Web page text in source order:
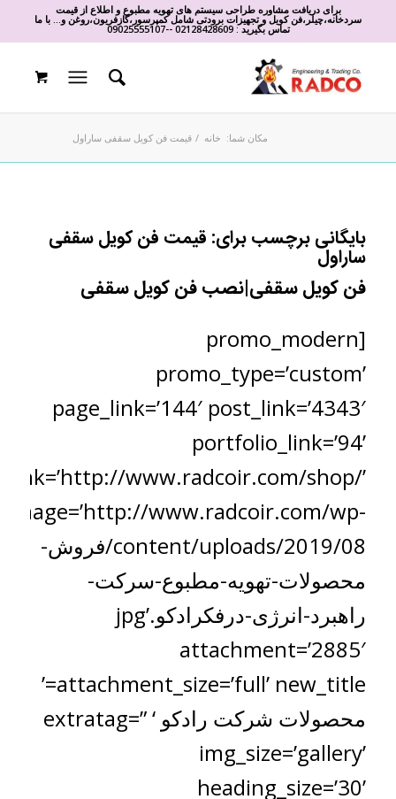
برای دریافت مشاوره طراحی سیستم های تهویه مطبوع و اطلاع از قیمت
سردخانه،چیلر،فن کویل و تجهیزات برودتی شامل کمپرسور،گازفریون،روغن و... با ما
تماس بگیرید :02128428609
-
-
09025555107
مکان شما: خانه / قیمت فن کویل سقفی ساراول
بایگانی برچسب برای: قیمت فن کویل سقفی
ساراول
فن کویل سقفی|نصب فن کویل سقفی
[promo_modern
promo_type=’custom’
page_link=’144′ post_link=’4343′
portfolio_link=’94’
www.radcoir.com/shop/’
www.radcoir.com/wp-
content/uploads/2019/08/فروش-
محصولات-تهویه-مطبوع-سرکت-
راهبرد-انرژی-درفکرادکو.jpg’
attachment=’2885′
attachment_size=’full’ new_title=’
محصولات شرکت رادکو ‘ extratag=”
img_size=’gallery’
heading_size=’30’